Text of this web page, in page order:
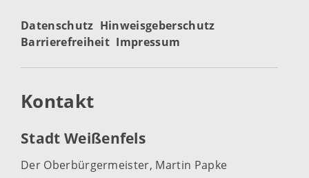
Datenschutz Hinweisgeberschutz
Barrierefreiheit Impressum
Kontakt
Stadt Weißenfels
Der Oberbürgermeister, Martin Papke